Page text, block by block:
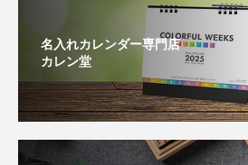
名入れカレンダー専門店
カレン堂